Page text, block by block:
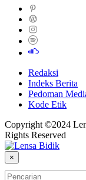
Redaksi
Indeks Berita
Pedoman
Kode Etik
Copyright ©2024
Rights Reserved
×